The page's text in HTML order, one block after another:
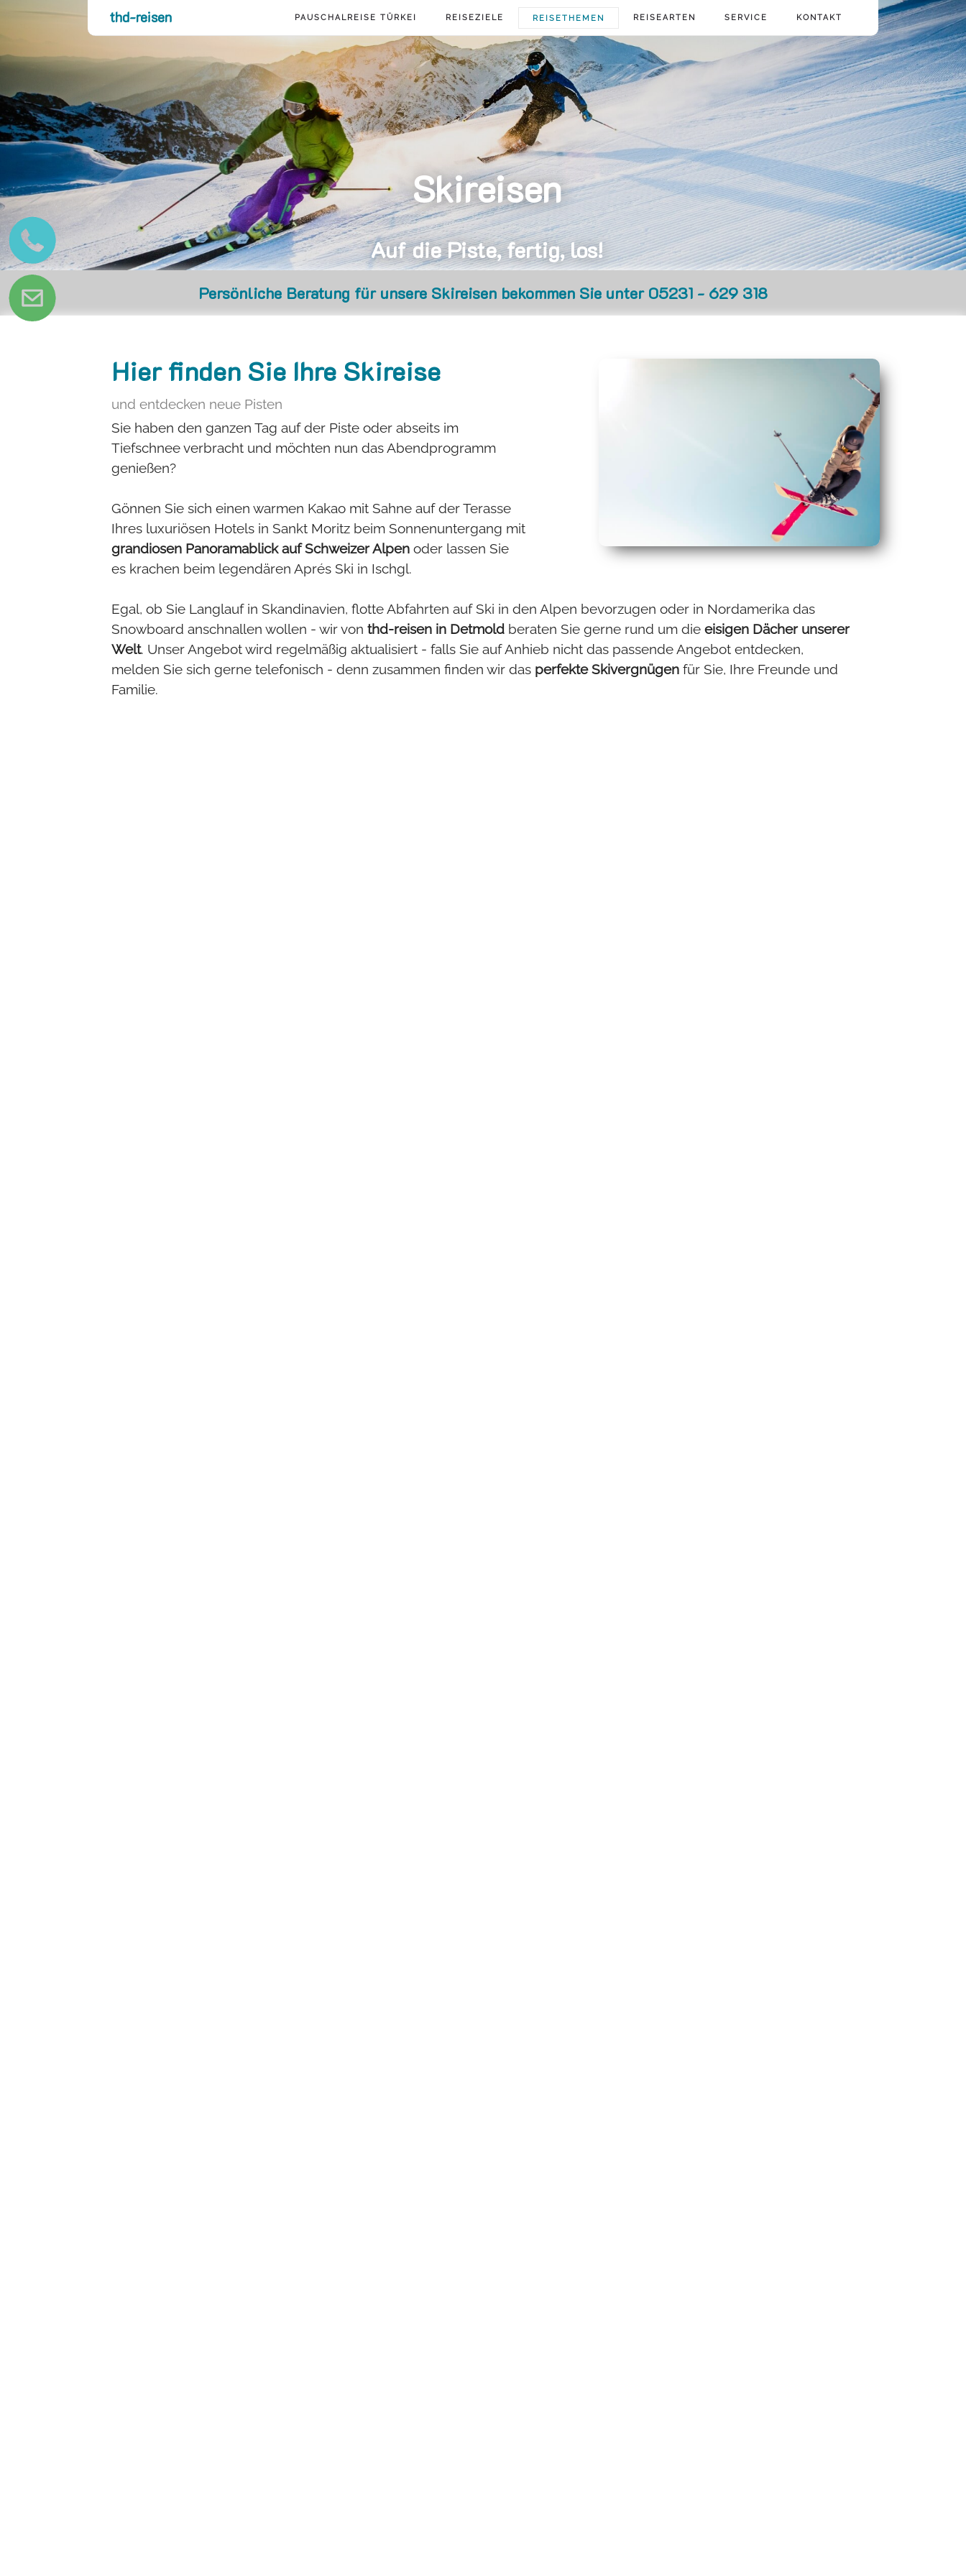
thd-reisen PAUSCHALREISE TÜRKEI REISEZIELE REISETHEMEN REISEARTEN SERVICE KONTAKT
Skireisen
Auf die Piste, fertig, los!
Persönliche Beratung für unsere Skireisen bekommen Sie unter 05231 - 629 318
Hier finden Sie Ihre Skireise
und entdecken neue Pisten
Sie haben den ganzen Tag auf der Piste oder abseits im
Tiefschnee verbracht und möchten nun das Abendprogramm
genießen?
Gönnen Sie sich einen warmen Kakao mit Sahne auf der Terasse
Ihres luxuriösen Hotels in Sankt Moritz beim Sonnenuntergang mit
grandiosen Panoramablick auf Schweizer Alpen oder lassen Sie
es krachen beim legendären Aprés Ski in Ischgl.
Egal, ob Sie Langlauf in Skandinavien, flotte Abfahrten auf Ski in den Alpen bevorzugen oder in Nordamerika das
Snowboard anschnallen wollen - wir vonthd-reisen in Detmold beraten Sie gerne rund um dieeisigen Dächer unserer
Welt. Unser Angebot wird regelmäßig aktualisiert - falls Sie auf Anhieb nicht das passende Angebot entdecken,
melden Sie sich gerne telefonisch - denn zusammen finden wir das perfekte Skivergnügen für Sie, Ihre Freunde und
Familie.